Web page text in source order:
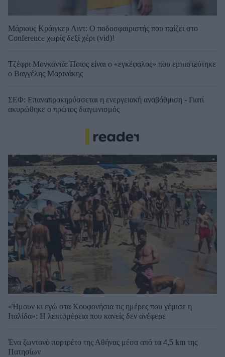
Μάριους Κράιγκερ Λιντ: Ο ποδοσφαιριστής που παίζει στο
Conference χωρίς δεξί χέρι (vid)!
Τζέφρι Μονκαντά: Ποιος είναι ο «εγκέφαλος» που εμπιστεύτηκε
ο Βαγγέλης Μαρινάκης
ΣΕΦ: Επαναπροκηρύσσεται η ενεργειακή αναβάθμιση - Γιατί
ακυρώθηκε ο πρώτος διαγωνισμός
«Ήμουν κι εγώ στα Κουφονήσια τις ημέρες που γέμισε η
Ιταλίδα»: Η λεπτομέρεια που κανείς δεν ανέφερε
Ένα ζωντανό πορτρέτο της Αθήνας μέσα από τα 4,5 km της
Πατησίων